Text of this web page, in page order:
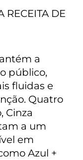
RECEITA DE
a
público,
fluidas e
Quatro
Cinza
a um
em
Azul +